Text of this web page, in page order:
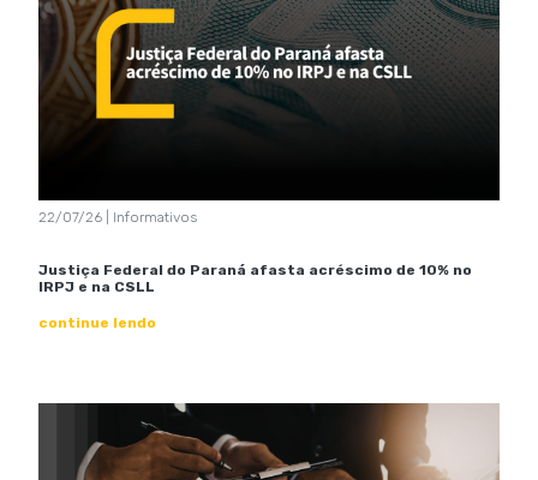
22/07/26 | Informativos
Justiça Federal do Paraná afasta acréscimo de 10% no
IRPJ e na CSLL
continue lendo